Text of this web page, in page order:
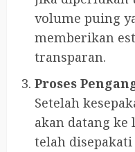
volume puing
memberikan
transparan.
Proses
Setelah
akan datang ke
telah